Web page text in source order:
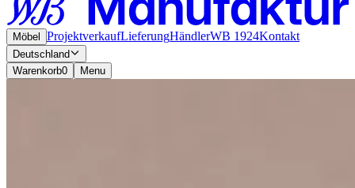
Möbel ProjektverkaufLieferungHändlerWB 1924Kontakt
Deutschland
Warenkorb0 Menu